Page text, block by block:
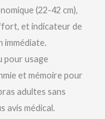
(22-42 cm),
et indicateur de
pour usage
et mémoire pour
adultes sans
avis médical.